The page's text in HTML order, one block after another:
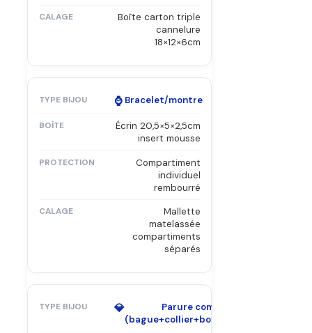
Boîte carton triple
cannelure
18×12×6cm
⌚ Bracelet/montre
Écrin 20,5×5×2,5cm
insert mousse
Compartiment
individuel
rembourré
Mallette
matelassée
compartiments
séparés
💎
Parure complète
(bague+collier+boucles)